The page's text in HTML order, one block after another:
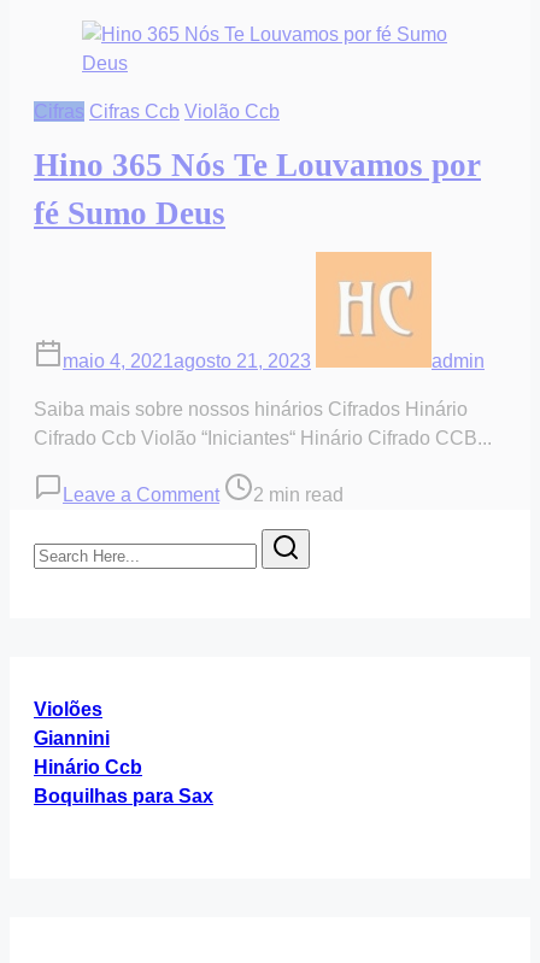
Cifras Cifras Ccb Violão Ccb
Hino 365 Nós Te Louvamos por
fé Sumo Deus
maio 4, 2021 agosto 21, 2023 admin
Saiba mais sobre nossos hinários Cifrados Hinário
Cifrado Ccb Violão “Iniciantes“ Hinário Cifrado CCB...
Leave a Comment on
365
Nós
Post
time
2 min read
Search
Here...
Violões
Giannini
Hinário Ccb
Boquilhas para Sax